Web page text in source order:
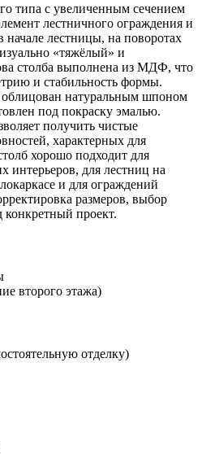
типа с увеличенным сечением
лестничного ограждения и
начале лестницы, на поворотах
«тяжёлый» и
столба выполнена из МДФ, что
и стабильность формы.
натуральным шпоном
под покраску эмалью.
получить чистые
характерных для
хорошо подходит для
интерьеров, для лестниц на
и для ограждений
размеров, выбор
конкретный проект.
второго этажа)
отделку)